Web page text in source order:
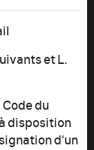
et L.
du
disposition
d'un